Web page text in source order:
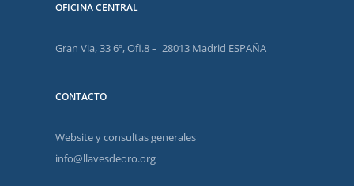
OFICINA CENTRAL
Gran Via, 33 6º, Ofi.8 – 28013 Madrid ESPAÑA
CONTACTO
Website y consultas generales
info@llavesdeoro.org